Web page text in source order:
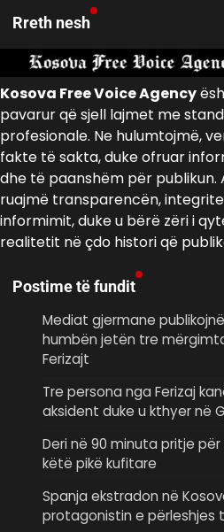
Rreth nesh
Kosova Free Voice Agency
pavarur që sjell lajmet me
profesionale. Ne hulumtojmë,
fakte të sakta, duke ofruar
dhe të paanshëm për publikun.
ruajmë transparencën,
informimit, duke u bërë zëri i
realitetit në çdo histori që
Postime të fundit
Mediat gjermane
humbën jetën tre
Ferizajt
Tre persona nga Ferizaj
aksident duke u kthyer në
Deri në 90 minuta pritje
këtë pikë kufitare
Spanja ekstradon në
protagonistin e përleshjes